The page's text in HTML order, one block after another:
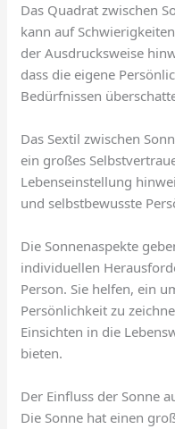
Das Quadrat zwischen
kann auf
der Ausdrucksweise
dass die eigene
Bedürfnissen
Das Sextil zwischen
ein großes
Lebenseinstellung
und selbstbewusste
Die Sonnenaspekte
individuellen
Person. Sie helfen, ein
Persönlichkeit zu
Einsichten in die
bieten.
Der Einfluss der Sonne
Die Sonne hat einen